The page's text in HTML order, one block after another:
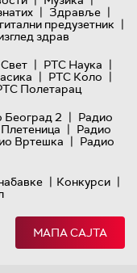
| Здравље |
предузетник |
здрав
| РТС Наука |
| РТС Коло |
Полетарац
Београд 2 | Радио
| Радио
Вртешка | Радио
| Конкурси |
МАПА САЈТА